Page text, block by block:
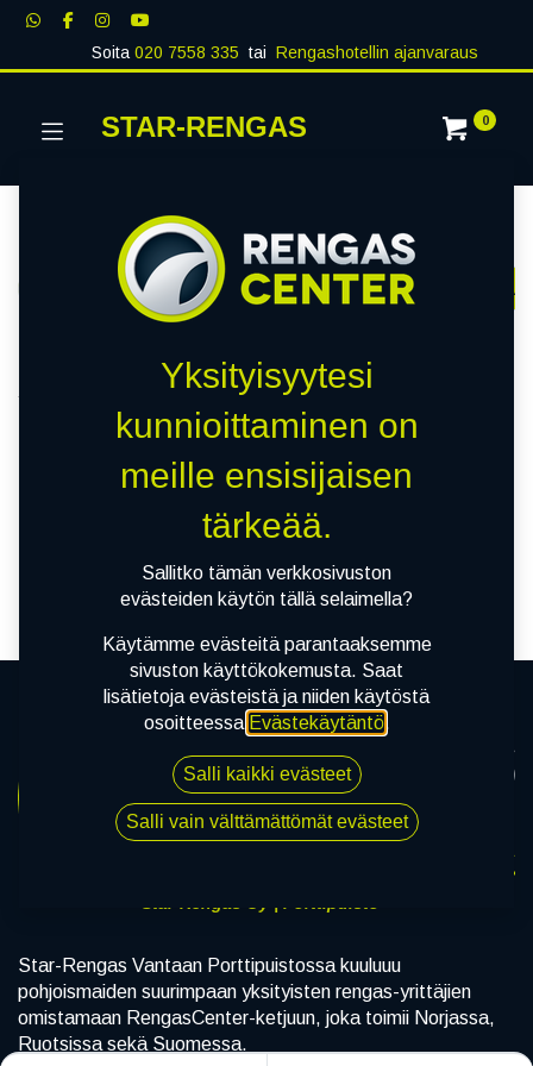
Soita020 7558 335 tai Rengashotellin ajanvaraus
STAR-RENGAS 0
Näytä kaikki
RENKAAT PAKETTIAUTO MUUT
0 kohteita löydetty.
Tyhjennä suodattimet
Emme löytäneet yhtään
tuotetta!
Star-Rengas Vantaan Porttipuistossa kuuluuu
pohjoismaiden suurimpaan yksityisten rengas-yrittäjien
omistamaan RengasCenter-ketjuun, joka toimii Norjassa,
Ruotsissa sekä Suomessa.
Yksityisyytesi
kunnioittaminen on
meille ensisijaisen
tärkeää.
Sallitko tämän verkkosivuston
evästeiden käytön tällä selaimella?
Käytämme evästeitä parantaaksemme
sivuston käyttökokemusta. Saat
lisätietoja evästeistä ja niiden käytöstä
osoitteessa Evästekäytäntö.
Salli kaikki evästeet
Salli vain välttämättömät evästeet